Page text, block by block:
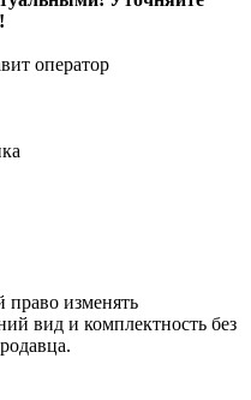
оператор
право изменять
вид и комплектность без